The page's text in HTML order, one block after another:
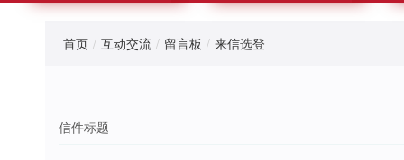
首页 / 互动交流 / 留言板 / 来信选登
信件标题